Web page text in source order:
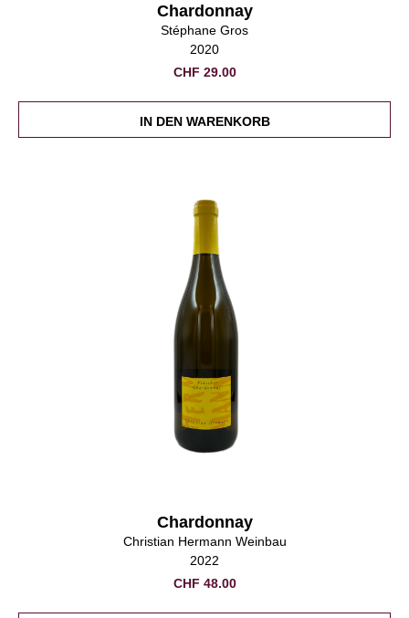
Chardonnay
Stéphane Gros
2020
CHF 29.00
IN DEN WARENKORB
Chardonnay
Christian Hermann Weinbau
2022
CHF 48.00